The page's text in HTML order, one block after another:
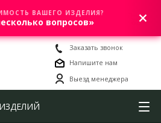
0
Заказать звонок
Напишите нам
Выезд менеджера
ВАШЕГО ИЗДЕЛИЯ?
вопросов»